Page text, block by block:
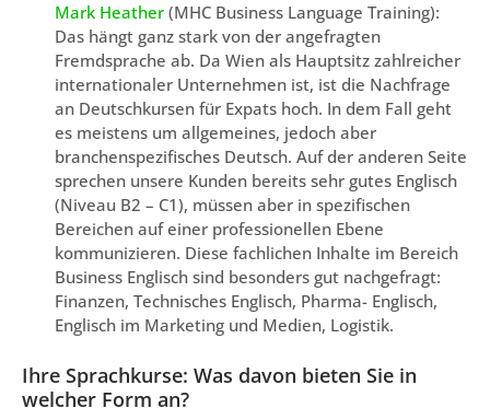
Mark Heather (MHC Business Language Training):
Das hängt ganz stark von der angefragten
Fremdsprache ab. Da Wien als Hauptsitz zahlreicher
internationaler Unternehmen ist, ist die Nachfrage
an Deutschkursen für Expats hoch. In dem Fall geht
es meistens um allgemeines, jedoch aber
branchenspezifisches Deutsch. Auf der anderen Seite
sprechen unsere Kunden bereits sehr gutes Englisch
(Niveau B2 – C1), müssen aber in spezifischen
Bereichen auf einer professionellen Ebene
kommunizieren. Diese fachlichen Inhalte im Bereich
Business Englisch sind besonders gut nachgefragt:
Finanzen, Technisches Englisch, Pharma- Englisch,
Englisch im Marketing und Medien, Logistik.
Ihre Sprachkurse: Was davon bieten Sie in
welcher Form an?